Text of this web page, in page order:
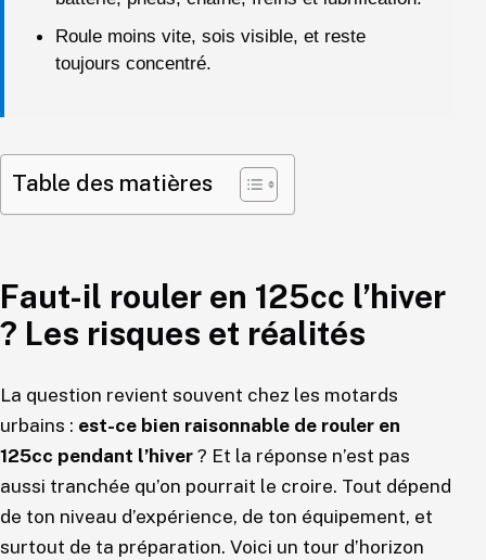
Roule moins vite, sois visible, et reste
toujours concentré.
Table des matières
Faut-il rouler en 125cc l’hiver
? Les risques et réalités
La question revient souvent chez les motards
urbains : est-ce bien raisonnable de rouler en
125cc pendant l’hiver ? Et la réponse n’est pas
aussi tranchée qu’on pourrait le croire. Tout dépend
de ton niveau d’expérience, de ton équipement, et
surtout de ta préparation. Voici un tour d’horizon